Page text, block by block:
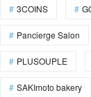
3COINS
Pancierge Salon
PLUSOUPLE
SAKImoto bakery